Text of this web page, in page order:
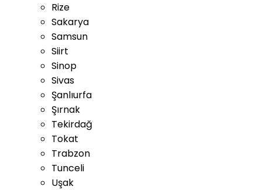
Rize
Sakarya
Samsun
Siirt
Sinop
Sivas
Şanlıurfa
Şırnak
Tekirdağ
Tokat
Trabzon
Tunceli
Uşak